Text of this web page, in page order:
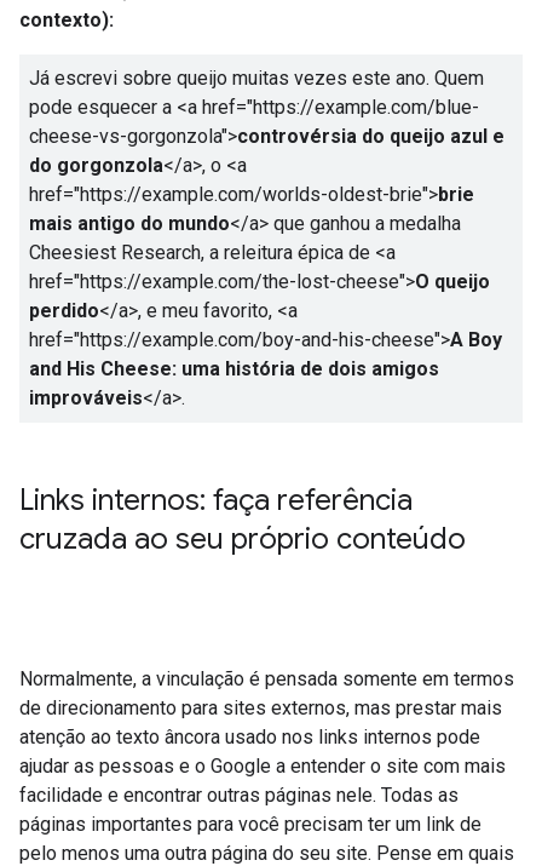
contexto):
Já escrevi sobre queijo muitas vezes este ano. Quem
pode esquecer a <a href="https://example.com/blue-
cheese-vs-gorgonzola">controvérsia do queijo azul e
do gorgonzola</a>, o <a
href="https://example.com/worlds-oldest-brie">brie
mais antigo do mundo</a> que ganhou a medalha
Cheesiest Research, a releitura épica de <a
href="https://example.com/the-lost-cheese">O queijo
perdido</a>, e meu favorito, <a
href="https://example.com/boy-and-his-cheese">A Boy
and His Cheese: uma história de dois amigos
improváveis</a>.
Links internos: faça referência
cruzada ao seu próprio conteúdo
Normalmente, a vinculação é pensada somente em termos
de direcionamento para sites externos, mas prestar mais
atenção ao texto âncora usado nos links internos pode
ajudar as pessoas e o Google a entender o site com mais
facilidade e encontrar outras páginas nele. Todas as
páginas importantes para você precisam ter um link de
pelo menos uma outra página do seu site. Pense em quais